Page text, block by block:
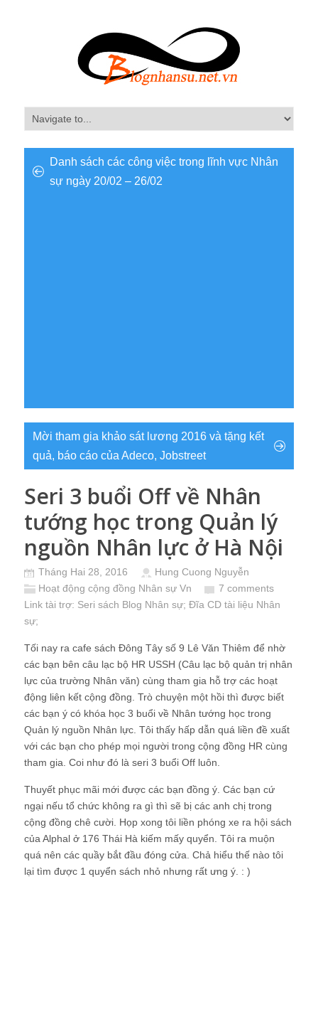
Danh sách các công việc trong lĩnh vực Nhân
sự ngày 20/02 – 26/02
Mời tham gia khảo sát lương 2016 và tặng kết
quả, báo cáo của Adeco, Jobstreet
Seri 3 buổi Off về Nhân
tướng học trong Quản lý
nguồn Nhân lực ở Hà Nội
Tháng Hai 28, 2016
Hung Cuong Nguyễn
Hoạt động cộng đồng Nhân sự Vn
7 comments
Link tài trợ: Seri sách Blog Nhân sự; Đĩa CD tài liệu Nhân
sự;
Tối nay ra cafe sách Đông Tây số 9 Lê Văn Thiêm để nhờ
các bạn bên câu lạc bộ HR USSH (Câu lạc bộ quản trị nhân
lực của trường Nhân văn) cùng tham gia hỗ trợ các hoạt
động liên kết cộng đồng. Trò chuyện một hồi thì được biết
các bạn ý có khóa học 3 buổi về Nhân tướng học trong
Quản lý nguồn Nhân lực. Tôi thấy hấp dẫn quá liền đề xuất
với các bạn cho phép mọi người trong cộng đồng HR cùng
tham gia. Coi như đó là seri 3 buổi Off luôn.
Thuyết phục mãi mới được các bạn đồng ý. Các bạn cứ
ngại nếu tổ chức không ra gì thì sẽ bị các anh chị trong
cộng đồng chê cười. Họp xong tôi liền phóng xe ra hội sách
của Alphal ở 176 Thái Hà kiếm mấy quyển. Tôi ra muộn
quá nên các quầy bắt đầu đóng cửa. Chả hiểu thế nào tôi
lại tìm được 1 quyển sách nhỏ nhưng rất ưng ý. : )